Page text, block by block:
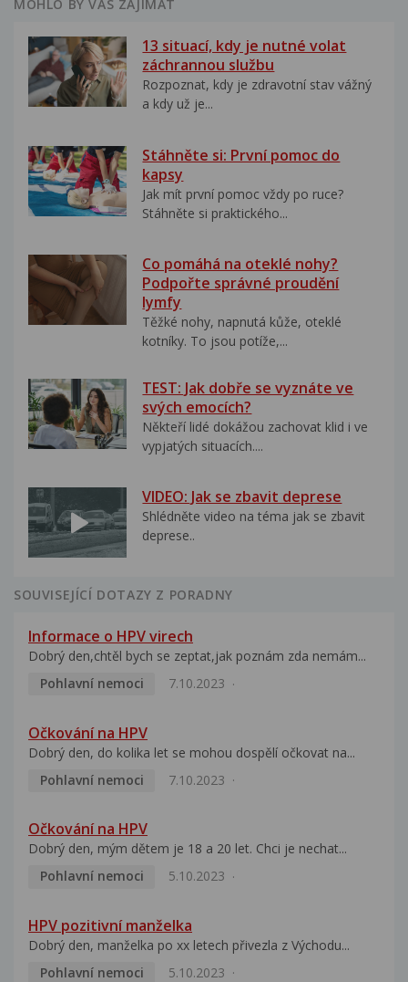
MOHLO BY VÁS ZAJÍMAT
13 situací, kdy je nutné volat
záchrannou službu
Rozpoznat, kdy je zdravotní stav vážný
a kdy už je...
Stáhněte si: První pomoc do
kapsy
Jak mít první pomoc vždy po ruce?
Stáhněte si praktického...
Co pomáhá na oteklé nohy?
Podpořte správné proudění
lymfy
Těžké nohy, napnutá kůže, oteklé
kotníky. To jsou potíže,...
TEST: Jak dobře se vyznáte ve
svých emocích?
Někteří lidé dokážou zachovat klid i ve
vypjatých situacích....
VIDEO: Jak se zbavit deprese
Shlédněte video na téma jak se zbavit
deprese..
SOUVISEJÍCÍ DOTAZY Z PORADNY
Informace o HPV virech
Dobrý den,chtěl bych se zeptat,jak poznám zda nemám...
Pohlavní nemoci
7.10.2023
Očkování na HPV
Dobrý den, do kolika let se mohou dospělí očkovat na...
Pohlavní nemoci
7.10.2023
Očkování na HPV
Dobrý den, mým dětem je 18 a 20 let. Chci je nechat...
Pohlavní nemoci
5.10.2023
HPV pozitivní manželka
Dobrý den, manželka po xx letech přivezla z Východu...
Pohlavní nemoci
5.10.2023